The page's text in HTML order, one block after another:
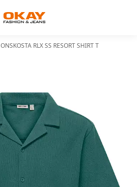
ONSKOSTA RLX SS RESORT SHIRT T